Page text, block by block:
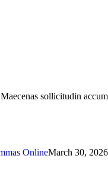
sollicitudin
OnlineMarch 30, 2026